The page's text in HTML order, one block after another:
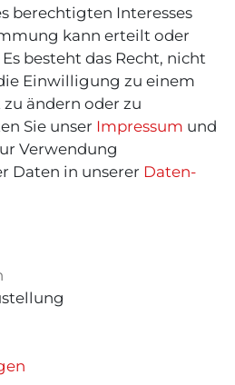
berechtigten Interesses
kann erteilt oder
besteht das Recht, nicht
Einwilligung zu einem
ändern oder zu
Sie unser Impressum und
Verwendung
Daten in unserer Daten­
vorbehalten.